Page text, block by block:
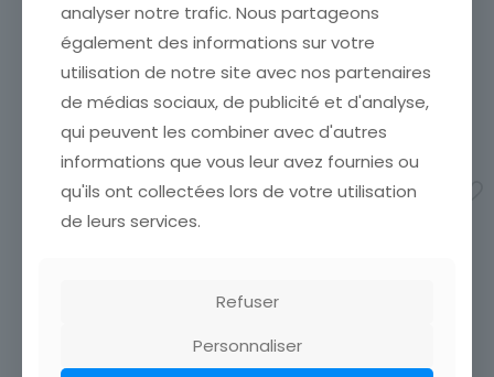
1941 à 1960
Marque postale
Oblitéré
857 JOSEPH FRANCOIS
MARQUIS DUPLEIX
ETAT VOIR SCAN Cumulez
vos achats en visitant ma
boutique afin de réduire
vos frais de port. Attendez
ETAT VOIR SCAN Cumulez
vos achats en visitant ma
boutique afin de réduire
vos frais de port. Attendez
que nous ayons calculé les
[…]
29,40€
Ajouter au panier
analyser notre trafic. Nous partageons
également des informations sur votre
utilisation de notre site avec nos partenaires
de médias sociaux, de publicité et d'analyse,
qui peuvent les combiner avec d'autres
informations que vous leur avez fournies ou
qu'ils ont collectées lors de votre utilisation
de leurs services.
Refuser
Personnaliser